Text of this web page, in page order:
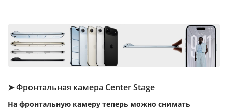
➤ Фронтальная камера Center Stage
На фронтальную камеру теперь можно снимать